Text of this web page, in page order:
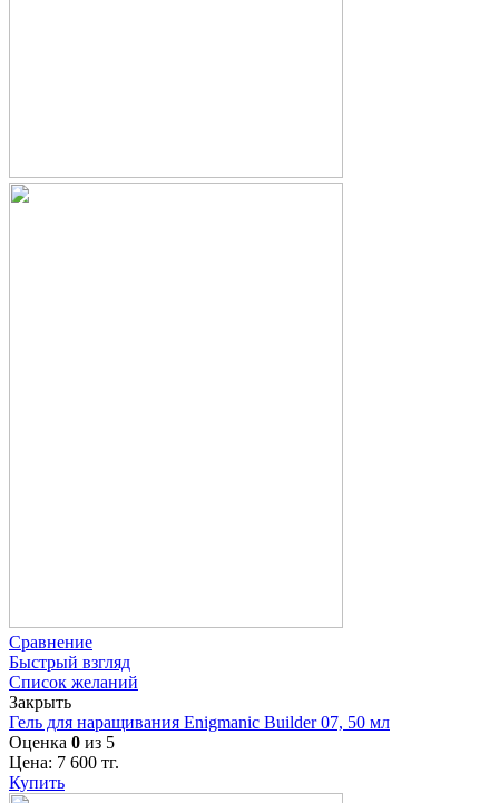
Сравнение
Быстрый взгляд
Список желаний
Закрыть
Гель для наращивания Enigmanic Builder 07, 50 мл
Оценка 0 из 5
Цена: 7 600 тг.
Купить